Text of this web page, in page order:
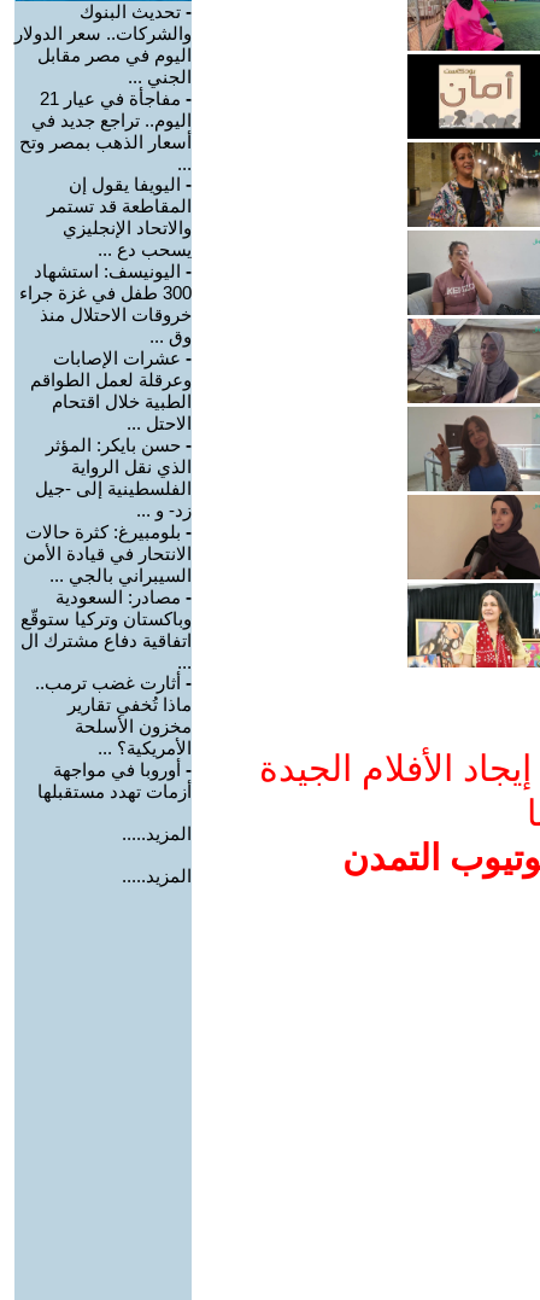
الأفلام الجيدة
التمدن
- تحديث البنوك
والشركات.. سعر الدولار
اليوم في مصر مقابل
الجني ...
-
مفاجأة في عيار 21
اليوم.. تراجع جديد في
أسعار الذهب بمصر وتح
...
- اليويفا يقول إن
المقاطعة قد تستمر
والاتحاد الإنجليزي
يسحب دع ...
- اليونيسف: استشهاد
300 طفل في غزة جراء
خروقات الاحتلال منذ
وق ...
- عشرات الإصابات
وعرقلة لعمل الطواقم
الطبية خلال اقتحام
الاحتل ...
- حسن بايكر: المؤثر
الذي نقل الرواية
الفلسطينية إلى -جيل
زد- و ...
- بلومبيرغ: كثرة حالات
الانتحار في قيادة الأمن
السيبراني بالجي ...
- مصادر: السعودية
وباكستان وتركيا ستوقّع
اتفاقية دفاع مشترك ال
...
- أثارت غضب ترمب..
ماذا تُخفي تقارير
مخزون الأسلحة
الأمريكية؟ ...
- أوروبا في مواجهة
أزمات تهدد مستقبلها
المزيد.....
المزيد.....